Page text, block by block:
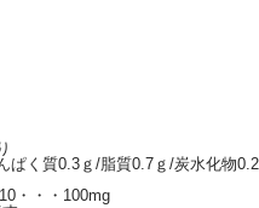
ぱく質0.3ｇ/脂質0.7ｇ/炭水化物
・・・100mg